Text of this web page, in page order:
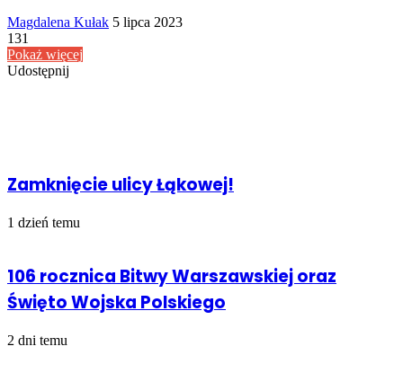
Magdalena Kułak Send
5 lipca 2023
131
Pokaż więcej
Udostępnij
Zamknięcie ulicy Łąkowej!
1 dzień temu
106 rocznica Bitwy Warszawskiej oraz
Święto Wojska Polskiego
2 dni temu